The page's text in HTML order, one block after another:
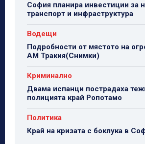
София планира инвестиции за
транспорт и инфраструктура
Водещи
Подробности от мястото на
АМ Тракия(Снимки)
Криминално
Двама испанци пострадаха
полицията край Ропотамо
Политика
Край на кризата с боклука в